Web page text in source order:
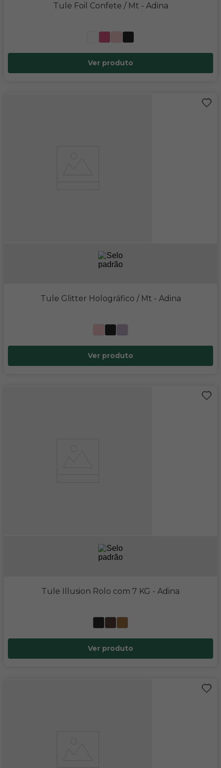
Tule Foil Confete / Mt - Adina
Ver produto
Tule Glitter Holográfico / Mt - Adina
Ver produto
Tule Illusion Rolo com 7 KG - Adina
Ver produto